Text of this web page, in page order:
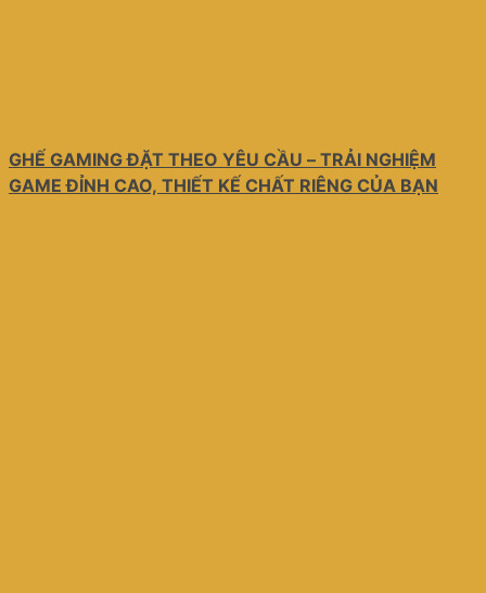
GHẾ GAMING ĐẶT THEO YÊU CẦU – TRẢI NGHIỆM
GAME ĐỈNH CAO, THIẾT KẾ CHẤT RIÊNG CỦA BẠN